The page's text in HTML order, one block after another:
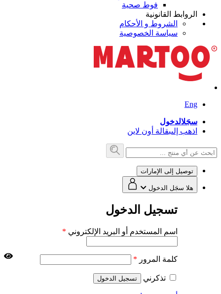
فوط صحية
الروابط القانونية
الشروط و الأحكام
سياسة الخصوصية
Eng
سجَلالدخول
اذهب إلىبقالة أون لاين
توصيل إلى الإمارات
هلا سجَل الدخول
تسجيل الدخول
اسم المستخدم أو البريد الإلكتروني *
كلمة المرور *
تذكرني